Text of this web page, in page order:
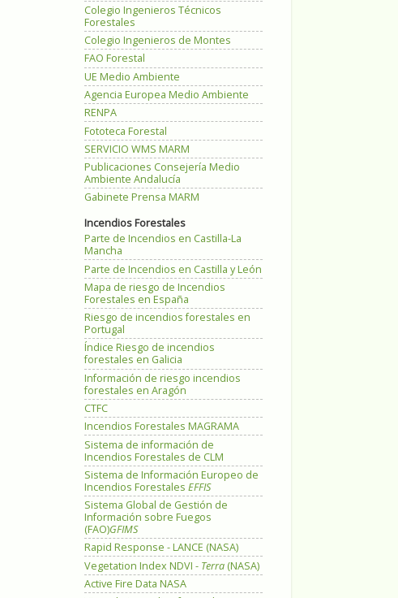
Colegio Ingenieros Técnicos
Forestales
Colegio Ingenieros de Montes
FAO Forestal
UE Medio Ambiente
Agencia Europea Medio Ambiente
RENPA
Fototeca Forestal
SERVICIO WMS MARM
Publicaciones Consejería Medio
Ambiente Andalucía
Gabinete Prensa MARM
Incendios Forestales
Parte de Incendios en Castilla-La
Mancha
Parte de Incendios en Castilla y León
Mapa de riesgo de Incendios
Forestales en España
Riesgo de incendios forestales en
Portugal
Índice Riesgo de incendios
forestales en Galicia
Información de riesgo incendios
forestales en Aragón
CTFC
Incendios Forestales MAGRAMA
Sistema de información de
Incendios Forestales de CLM
Sistema de Información Europeo de
Incendios Forestales EFFIS
Sistema Global de Gestión de
Información sobre Fuegos
(FAO)GFIMS
Rapid Response - LANCE (NASA)
Vegetation Index NDVI - Terra (NASA)
Active Fire Data NASA